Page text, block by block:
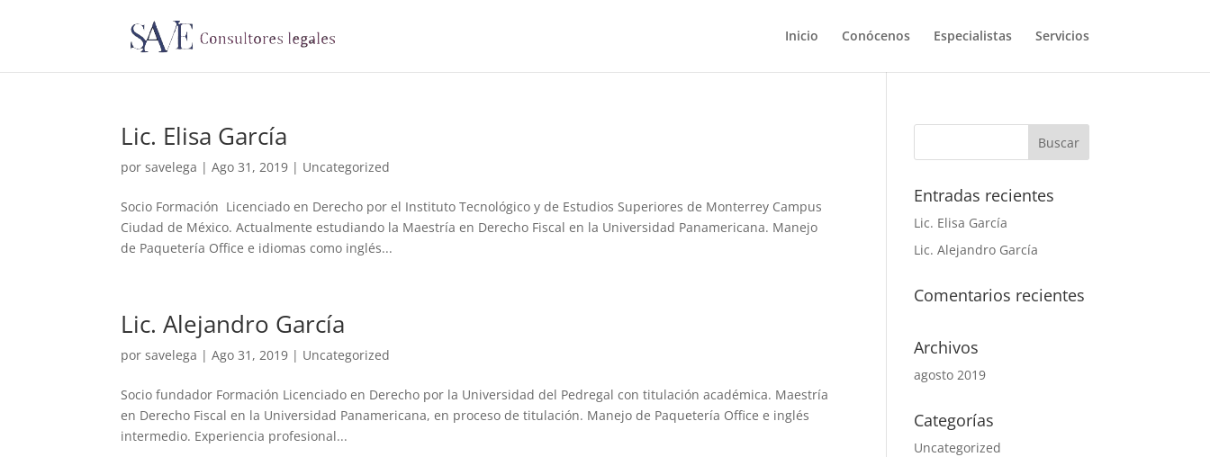
Inicio Conócenos Especialistas Servicios
Lic. Elisa García
porsavelega |Ago 31, 2019 | Uncategorized
Socio Formación Licenciado en Derecho por el Instituto Tecnológico y de Estudios Superiores de Monterrey Campus
Ciudad de México. Actualmente estudiando la Maestría en Derecho Fiscal en la Universidad Panamericana. Manejo
de Paquetería Office e idiomas como inglés...
Lic. Alejandro García
porsavelega |Ago 31, 2019 | Uncategorized
Socio fundador Formación Licenciado en Derecho por la Universidad del Pedregal con titulación académica. Maestría
en Derecho Fiscal en la Universidad Panamericana, en proceso de titulación. Manejo de Paquetería Office e inglés
intermedio. Experiencia profesional​...
Entradas recientes
Lic. Elisa García
Lic. Alejandro García
Comentarios recientes
Archivos
agosto 2019
Categorías
Uncategorized